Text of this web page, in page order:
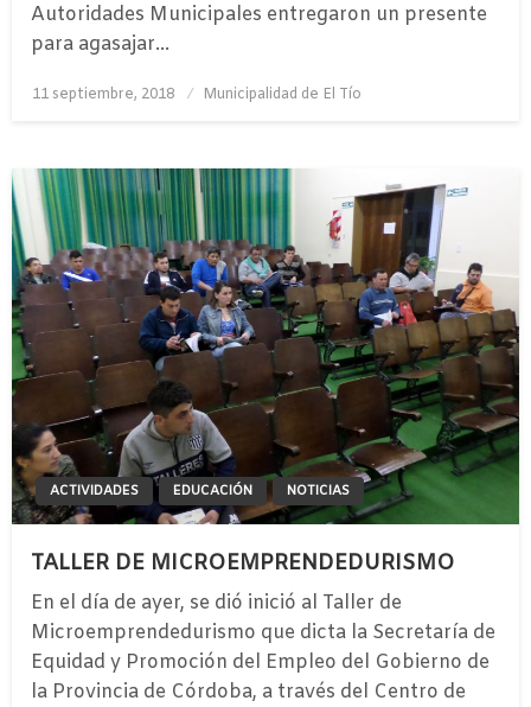
Autoridades Municipales entregaron un presente
para agasajar…
Publicado
11 septiembre, 2018 Municipalidad de El Tío
ACTIVIDADES EDUCACIÓN NOTICIAS
TALLER DE MICROEMPRENDEDURISMO
En el día de ayer, se dió inició al Taller de
Microemprendedurismo que dicta la Secretaría de
Equidad y Promoción del Empleo del Gobierno de
la Provincia de Córdoba, a través del Centro de